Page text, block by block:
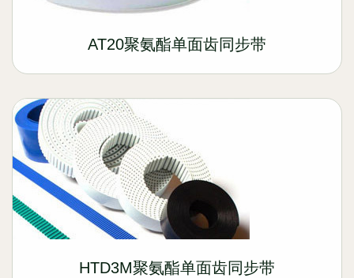
AT20聚氨酯单面齿同步带
HTD3M聚氨酯单面齿同步带